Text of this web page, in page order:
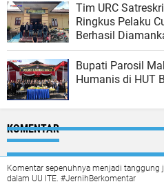
Tim URC
Ringkus Pelaku
Berhasil
Bupati Parosil
Humanis di HUT
KOMENTAR
Komentar sepenuhnya menjadi
dalam UU ITE. #JernihBerkomentar